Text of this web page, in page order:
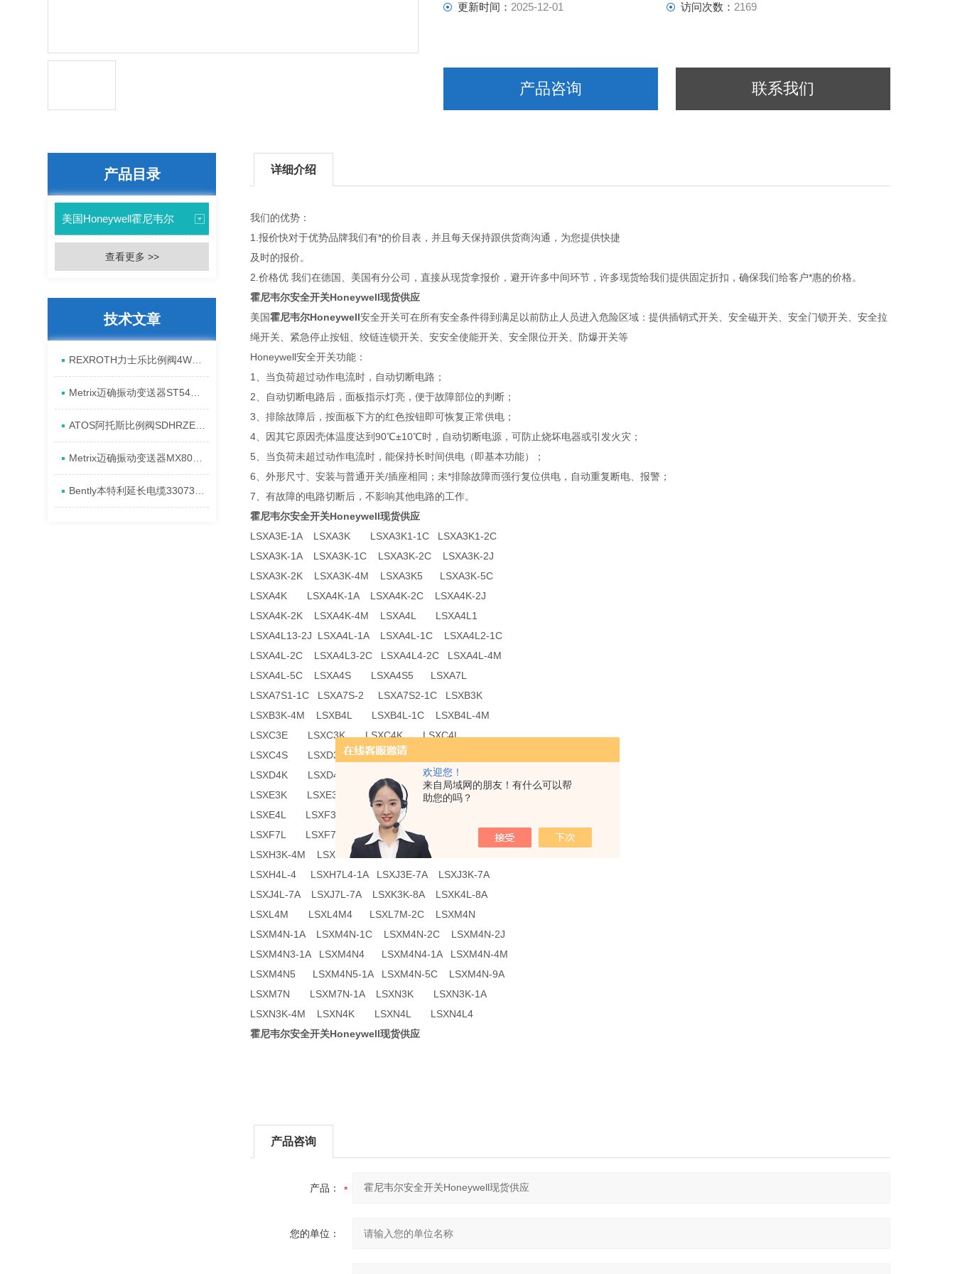
欢迎您！
来自局域网的朋友！有什么可以帮
助您的吗？
更新时间： 2025-12-01 访问次数： 2169
产品咨询 联系我们
产品目录
美国Honeywell霍尼韦尔
查看更多 >>
技术文章
详细介绍
我们的优势：
1.报价快对于优势品牌我们有*的价目表，并且每天保持跟供货商沟通，为您提供快捷
及时的报价。
2.价格优 我们在德国、美国有分公司，直接从现货拿报价，避开许多中间环节，许多现货给我们提供固定折扣，确保我们给客户*惠的价格。
霍尼韦尔安全开关Honeywell现货供应
美国霍尼韦尔Honeywell安全开关可在所有安全条件得到满足以前防止人员进入危险区域：提供插销式开关、安全磁开关、安全门锁开关、安全拉
绳开关、紧急停止按钮、绞链连锁开关、安安全使能开关、安全限位开关、防爆开关等
Honeywell安全开关功能：
1、当负荷超过动作电流时，自动切断电路；
2、自动切断电路后，面板指示灯亮，便于故障部位的判断；
3、排除故障后，按面板下方的红色按钮即可恢复正常供电；
4、因其它原因壳体温度达到90℃±10℃时，自动切断电源，可防止烧坏电器或引发火灾；
5、当负荷未超过动作电流时，能保持长时间供电（即基本功能）；
6、外形尺寸、安装与普通开关/插座相同；未*排除故障而强行复位供电，自动重复断电、报警；
7、有故障的电路切断后，不影响其他电路的工作。
霍尼韦尔安全开关Honeywell现货供应
LSXA3E-1A LSXA3K LSXA3K1-1C LSXA3K1-2C
LSXA3K-1A LSXA3K-1C LSXA3K-2C LSXA3K-2J
LSXA3K-2K LSXA3K-4M LSXA3K5 LSXA3K-5C
LSXA4K LSXA4K-1A LSXA4K-2C LSXA4K-2J
LSXA4K-2K LSXA4K-4M LSXA4L LSXA4L1
LSXA4L13-2J LSXA4L-1A LSXA4L-1C LSXA4L2-1C
LSXA4L-2C LSXA4L3-2C LSXA4L4-2C LSXA4L-4M
LSXA4L-5C LSXA4S LSXA4S5 LSXA7L
LSXA7S1-1C LSXA7S-2 LSXA7S2-1C LSXB3K
LSXB3K-4M LSXB4L LSXB4L-1C LSXB4L-4M
LSXC3E LSXC3K LSXC4K LSXC4L
LSXC4S LSXD3E LSXD3K LSXD3K6
LSXD4K LSXD4L LSXD4L6 LSXD7L
LSXE3K LSXE3K3 LSXE3K4 LSXE4K
LSXE4L LSXF3K LSXF3K5 LSXF4L
LSXF7L LSXF7L5 LSXH3K LSXH3K-2C
LSXH3K-4M LSXH4K LSXH4K4 LSXH4L
LSXH4L-4 LSXH7L4-1A LSXJ3E-7A LSXJ3K-7A
LSXJ4L-7A LSXJ7L-7A LSXK3K-8A LSXK4L-8A
LSXL4M LSXL4M4 LSXL7M-2C LSXM4N
LSXM4N-1A LSXM4N-1C LSXM4N-2C LSXM4N-2J
LSXM4N3-1A LSXM4N4 LSXM4N4-1A LSXM4N-4M
LSXM4N5 LSXM4N5-1A LSXM4N-5C LSXM4N-9A
LSXM7N LSXM7N-1A LSXN3K LSXN3K-1A
LSXN3K-4M LSXN4K LSXN4L LSXN4L4
霍尼韦尔安全开关Honeywell现货供应
产品咨询
产品：
您的单位：